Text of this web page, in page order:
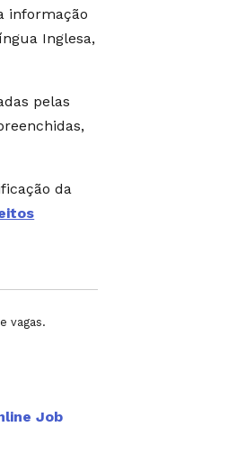
informação
Inglesa,
pelas
da
vagas.
Job